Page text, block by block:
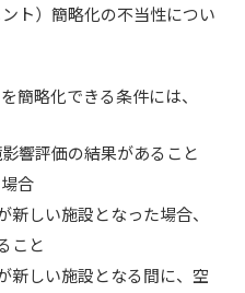
ト）簡略化の不当性につい
簡略化できる条件には、
響評価の結果があること
合
しい施設となった場合、
こと
新しい施設となる間に、空